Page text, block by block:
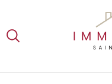
la
recherche
menu
principal
contenu